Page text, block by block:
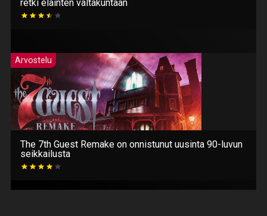
retki eläinten valtakuntaan
Arvostelu
The 7th Guest Remake on onnistunut uusinta 90-luvun
seikkailusta